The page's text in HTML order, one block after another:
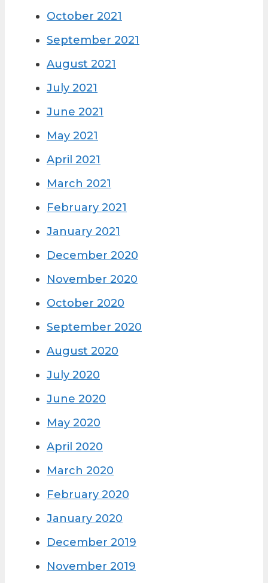
October 2021
September 2021
August 2021
July 2021
June 2021
May 2021
April 2021
March 2021
February 2021
January 2021
December 2020
November 2020
October 2020
September 2020
August 2020
July 2020
June 2020
May 2020
April 2020
March 2020
February 2020
January 2020
December 2019
November 2019